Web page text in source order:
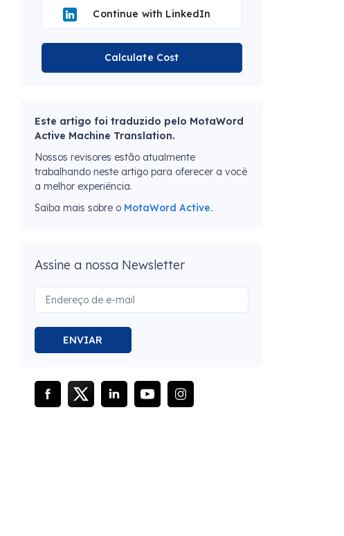
Continue with LinkedIn
Calculate Cost
Este artigo foi traduzido pelo MotaWord
Active Machine Translation.
Nossos revisores estão atualmente
trabalhando neste artigo para oferecer a você
a melhor experiência.
Saiba mais sobre o MotaWord Active.
Assine a nossa Newsletter
ENVIAR